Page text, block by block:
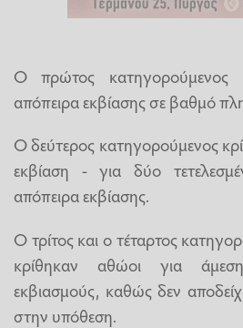
Ο πρώτος κατηγορούμενος
απόπειρα εκβίασης σε βαθμό
Ο δεύτερος κατηγορούμενος
εκβίαση - για δύο
απόπειρα εκβίασης.
Ο τρίτος και ο τέταρτος
κρίθηκαν αθώοι για
εκβιασμούς, καθώς δεν
στην υπόθεση.